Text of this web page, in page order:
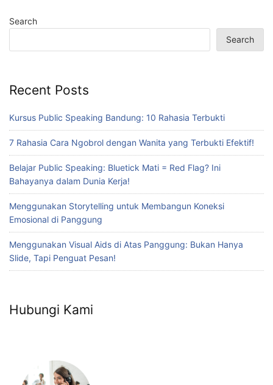
Search
Search
Recent Posts
Kursus Public Speaking Bandung: 10 Rahasia Terbukti
7 Rahasia Cara Ngobrol dengan Wanita yang Terbukti Efektif!
Belajar Public Speaking: Bluetick Mati = Red Flag? Ini
Bahayanya dalam Dunia Kerja!
Menggunakan Storytelling untuk Membangun Koneksi
Emosional di Panggung
Menggunakan Visual Aids di Atas Panggung: Bukan Hanya
Slide, Tapi Penguat Pesan!
Hubungi Kami